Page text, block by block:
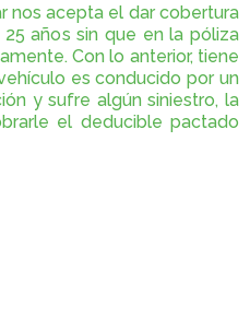
nos acepta el dar cobertura
años sin que en la póliza
Con lo anterior, tiene
es conducido por un
y sufre algún siniestro, la
el deducible pactado